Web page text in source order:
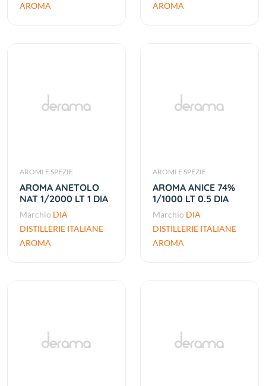
AROMA
AROMA
AROMI E SPEZIE
AROMA ANETOLO
NAT 1/2000 LT 1 DIA
Marchio DIA
DISTILLERIE ITALIANE
AROMA
AROMI E SPEZIE
AROMA ANICE 74%
1/1000 LT 0.5 DIA
Marchio DIA
DISTILLERIE ITALIANE
AROMA